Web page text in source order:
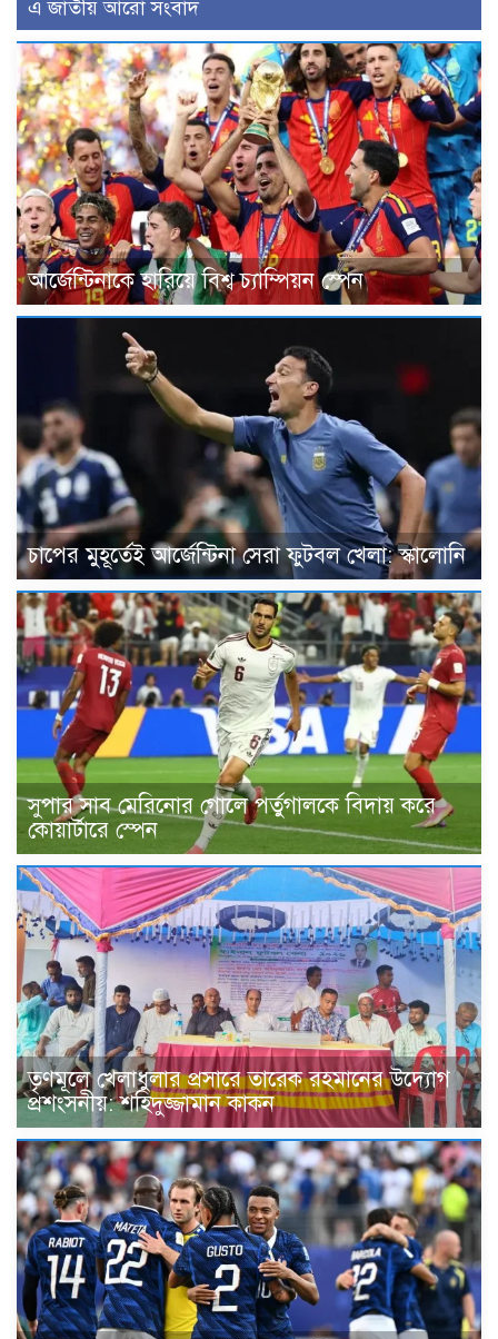
এ জাতীয় আরো সংবাদ
আর্জেন্টিনাকে হারিয়ে বিশ্ব চ্যাম্পিয়ন স্পেন
চাপের মুহূর্তেই আর্জেন্টিনা সেরা ফুটবল খেলা: স্কালোনি
সুপার সাব মেরিনোর গোলে পর্তুগালকে বিদায় করে
কোয়ার্টারে স্পেন
তৃণমূলে খেলাধুলার প্রসারে তারেক রহমানের উদ্যোগ
প্রশংসনীয়: শহিদুজ্জামান কাকন